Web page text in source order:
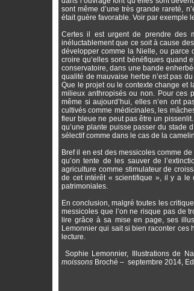
sont même d’une très grande rareté,
était guère favorable. Voir par exemple
Certes il est urgent de prendre des
inéluctablement que ce soit à cause
développer comme la Nielle, ou parce
croire qu’elles sont bénéfiques quand
conservatoire, dans une bande
qualité de mauvaise herbe n’est pas
Que le projet ou le contexte change et
milieux anthropisés ou non. Pour ces
même si aujourd’hui, elles n’en ont
cultivés comme médicinales, les
fleur bleue ne peut pas être un
qu’une plante puisse passer du stade
sélectif comme dans le cas de la
Bref il en est des messicoles comme
qu’on tente de les sauver de
agriculture comme stimulateur de
de cet intérêt « scientifique », il y a le
patrimoniales.
En conclusion, malgré toutes les
messicoles que l’on ne risque pas de
lire grâce à sa mise en page, ses
Lemonnier qui sait si bien raconter ces
lecture.
Sophie Lemonnier, Illustrations de
moissons Broché – septembre 2014,